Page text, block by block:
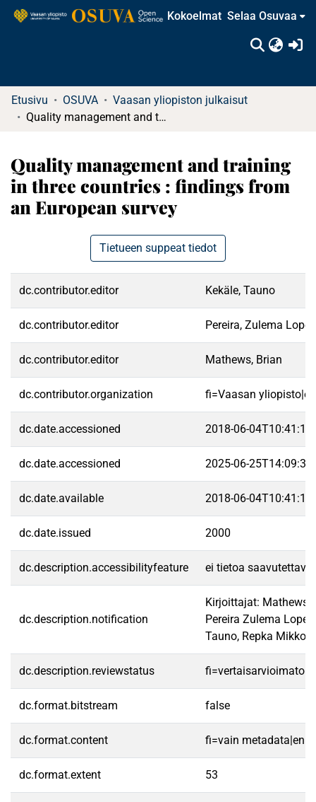
Kokoelmat Selaa Osuvaa
Etusivu OSUVA
Vaasan yliopiston julkaisut
Quality management and training in three countries : findings from an European survey
Quality management and training
in three countries : findings from
an European survey
Tietueen suppeat tiedot
dc.contributor.editor Kekäle, Tauno
dc.contributor.editor Pereira, Zulema Lopes
dc.contributor.editor Mathews, Brian
dc.contributor.organization fi=Vaasan
dc.date.accessioned 2018-06-
dc.date.accessioned 2025-06-
dc.date.available 2018-06-
dc.date.issued 2000
dc.description.accessibilityfeature ei tietoa
dc.description.notification
Kirjoittajat: Mathews,
Pereira Zulema
Tauno, Repka Mikko
dc.description.reviewstatus
dc.format.bitstream false
dc.format.content fi=vain
dc.format.extent 53